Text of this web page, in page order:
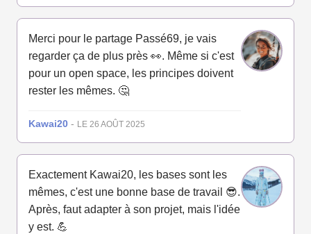
Merci pour le partage Passé69, je vais
regarder ça de plus près 👀. Même si c'est
pour un open space, les principes doivent
rester les mêmes. 🤔
Kawai20 - LE 26 AOÛT 2025
Exactement Kawai20, les bases sont les
mêmes, c'est une bonne base de travail 😎.
Après, faut adapter à son projet, mais l'idée
y est. 💪